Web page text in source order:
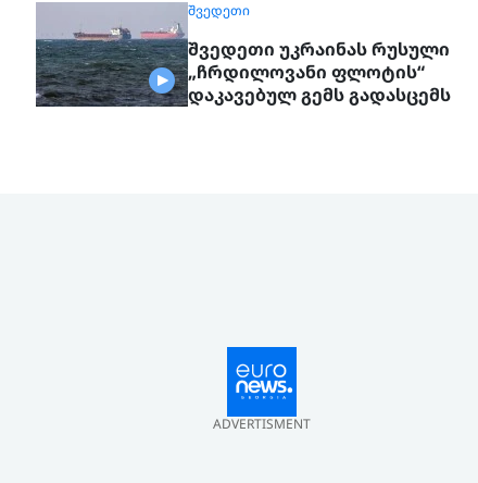
ᲨᲕᲔᲓᲔᲗᲘ
შვედეთი უკრაინას რუსული
„ჩრდილოვანი ფლოტის“
დაკავებულ გემს გადასცემს
ADVERTISMENT